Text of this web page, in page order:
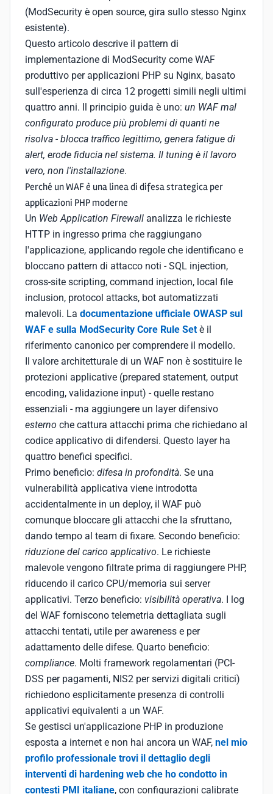
(ModSecurity è open source, gira sullo stesso Nginx
esistente).
Questo articolo descrive il pattern di
implementazione di ModSecurity come WAF
produttivo per applicazioni PHP su Nginx, basato
sull'esperienza di circa 12 progetti simili negli ultimi
quattro anni. Il principio guida è uno: un WAF mal
configurato produce più problemi di quanti ne
risolva - blocca traffico legittimo, genera fatigue di
alert, erode fiducia nel sistema. Il tuning è il lavoro
vero, non l'installazione.
Perché un WAF è una linea di difesa strategica per
applicazioni PHP moderne
Un Web Application Firewall analizza le richieste
HTTP in ingresso prima che raggiungano
l'applicazione, applicando regole che identificano e
bloccano pattern di attacco noti - SQL injection,
cross-site scripting, command injection, local file
inclusion, protocol attacks, bot automatizzati
malevoli. La documentazione ufficiale OWASP sul
WAF e sulla ModSecurity Core Rule Set è il
riferimento canonico per comprendere il modello.
Il valore architetturale di un WAF non è sostituire le
protezioni applicative (prepared statement, output
encoding, validazione input) - quelle restano
essenziali - ma aggiungere un layer difensivo
esterno che cattura attacchi prima che richiedano al
codice applicativo di difendersi. Questo layer ha
quattro benefici specifici.
Primo beneficio: difesa in profondità. Se una
vulnerabilità applicativa viene introdotta
accidentalmente in un deploy, il WAF può
comunque bloccare gli attacchi che la sfruttano,
dando tempo al team di fixare. Secondo beneficio:
riduzione del carico applicativo. Le richieste
malevole vengono filtrate prima di raggiungere PHP,
riducendo il carico CPU/memoria sui server
applicativi. Terzo beneficio: visibilità operativa. I log
del WAF forniscono telemetria dettagliata sugli
attacchi tentati, utile per awareness e per
adattamento delle difese. Quarto beneficio:
compliance. Molti framework regolamentari (PCI-
DSS per pagamenti, NIS2 per servizi digitali critici)
richiedono esplicitamente presenza di controlli
applicativi equivalenti a un WAF.
Se gestisci un'applicazione PHP in produzione
esposta a internet e non hai ancora un WAF, nel mio
profilo professionale trovi il dettaglio degli
interventi di hardening web che ho condotto in
contesti PMI italiane, con configurazioni calibrate